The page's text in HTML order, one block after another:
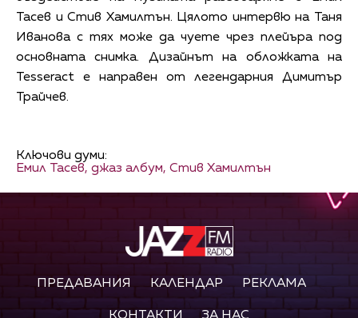
Тасев и Стив Хамилтън. Цялото интервю на Таня
Иванова с тях може да чуете чрез плейъра под
основната снимка. Дизайнът на обложката на
Tesseract е направен от легендарния Димитър
Трайчев.
Ключови думи:
Емил Тасев, джаз албум, Стив Хамилтън
ПРЕДАВАНИЯ КАЛЕНДАР РЕКЛАМА
КОНТАКТИ ЗА НАС